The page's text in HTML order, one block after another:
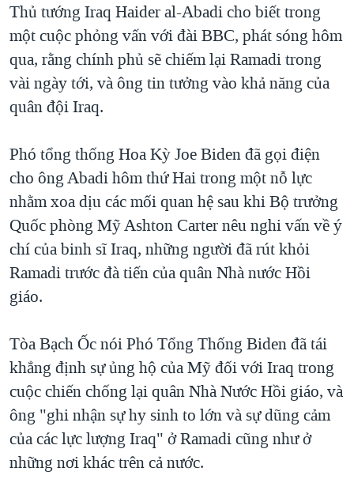
Thủ tướng Iraq Haider al-Abadi cho biết trong
một cuộc phỏng vấn với đài BBC, phát sóng hôm
qua, rằng chính phủ sẽ chiếm lại Ramadi trong
vài ngày tới, và ông tin tưởng vào khả năng của
quân đội Iraq.
Phó tổng thống Hoa Kỳ Joe Biden đã gọi điện
cho ông Abadi hôm thứ Hai trong một nỗ lực
nhằm xoa dịu các mối quan hệ sau khi Bộ trưởng
Quốc phòng Mỹ Ashton Carter nêu nghi vấn về ý
chí của binh sĩ Iraq, những người đã rút khỏi
Ramadi trước đà tiến của quân Nhà nước Hồi
giáo.
Tòa Bạch Ốc nói Phó Tổng Thống Biden đã tái
khẳng định sự ủng hộ của Mỹ đối với Iraq trong
cuộc chiến chống lại quân Nhà Nước Hồi giáo, và
ông "ghi nhận sự hy sinh to lớn và sự dũng cảm
của các lực lượng Iraq" ở Ramadi cũng như ở
những nơi khác trên cả nước.